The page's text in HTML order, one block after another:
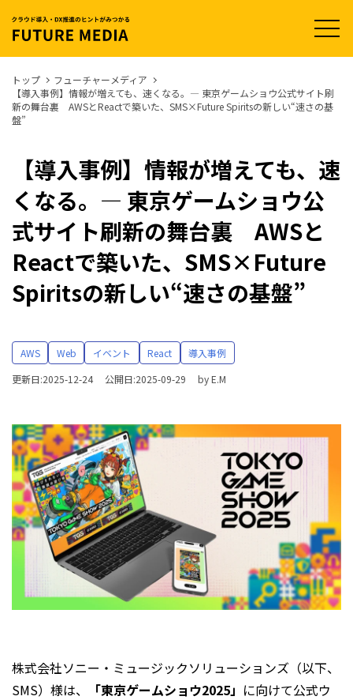
t
o
g
n
a
t
i
トップ
フューチャーメディア
【導入事例】情報が増えても、速くなる。— 東京ゲームショウ公式サイト刷
新の舞台裏 AWSとReactで築いた、SMS×Future Spiritsの新しい“速さの基
盤”
【導入事例】情報が増えても、速
くなる。— 東京ゲームショウ公
式サイト刷新の舞台裏 AWSと
Reactで築いた、SMS×Future
Spiritsの新しい“速さの基盤”
AWS Web イベント React
導入事例
更新日:2025-12-24
公開日:2025-09-29 byE.M
株式会社ソニー・ミュージックソリューションズ（以下、
SMS）様は、
「東京ゲームショウ2025」 に向けて公式ウ